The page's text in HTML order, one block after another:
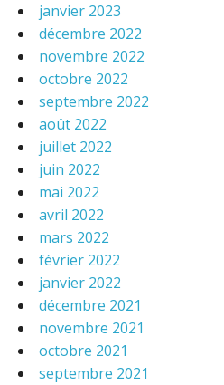
janvier 2023
décembre 2022
novembre 2022
octobre 2022
septembre 2022
août 2022
juillet 2022
juin 2022
mai 2022
avril 2022
mars 2022
février 2022
janvier 2022
décembre 2021
novembre 2021
octobre 2021
septembre 2021